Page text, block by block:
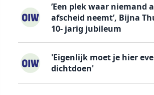
’Een plek waar niemand
afscheid neemt’, Bijna
10- jarig jubileum
'Eigenlijk moet je hier
dichtdoen'